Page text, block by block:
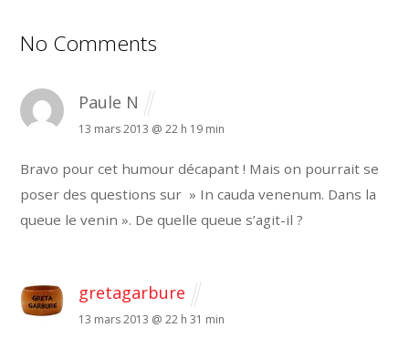
No Comments
Paule N
13 mars 2013 @ 22 h 19 min
Bravo pour cet humour décapant ! Mais on pourrait se
poser des questions sur » In cauda venenum. Dans la
queue le venin ». De quelle queue s’agit-il ?
gretagarbure
13 mars 2013 @ 22 h 31 min